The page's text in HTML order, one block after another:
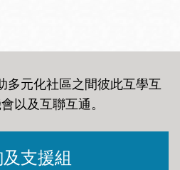
多元化社區之間彼此互學互
以及互聯互通。
支援組